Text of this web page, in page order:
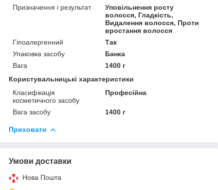
Призначення і результат
Уповільнення росту
волосся, Гладкість,
Видалення волосся, Проти
вростання волосся
Гіпоалергенний
Так
Упаковка засобу
Банка
Вага
1400 г
Користувальницькі характеристики
Класифікація
косметичного засобу
Професійна
Вага засобу 1400 г
Приховати
Умови доставки
Нова Пошта